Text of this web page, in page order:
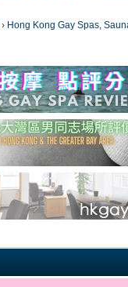
› Hong Kong Gay Spas,